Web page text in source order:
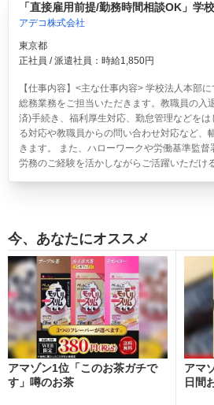
「直接雇用前提/勤務時間相談OK」学
アデコ株式会社
東京都
正社員 / 派遣社員：時給1,850円
【仕事内容】<主な仕事内容> 学校法人本部
総務業務をご担当いただきます。教職員の入
済)手続き、福利厚生対応、勤怠管理などを
る対応や教職員からの問い合わせ対応など、
きます。 また、ハローワークや労働基準監
労務のご経験を活かしながらご活躍いただけ
今、あなたにオススメ
アマゾン1位「このお茶ガチで
す」噂のお茶
アマ
日間